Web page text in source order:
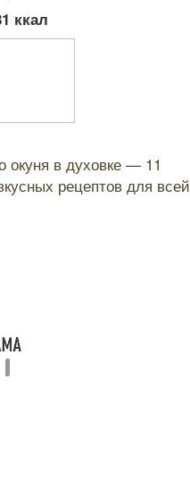
ккал
окуня в духовке — 11
рецептов для всей